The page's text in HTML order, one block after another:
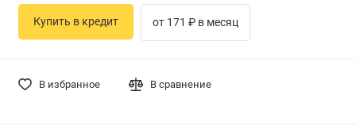
В избранное В сравнение
Купить в кредит от 171 ₽ в месяц